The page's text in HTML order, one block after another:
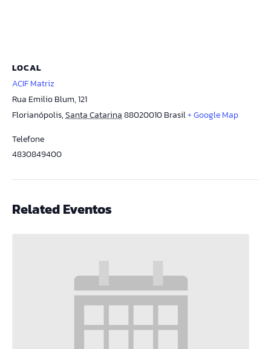
LOCAL
ACIF Matriz
Rua Emilio Blum, 121
Florianópolis,Santa Catarina88020010Brasil+ Google Map
Telefone
4830849400
Related Eventos